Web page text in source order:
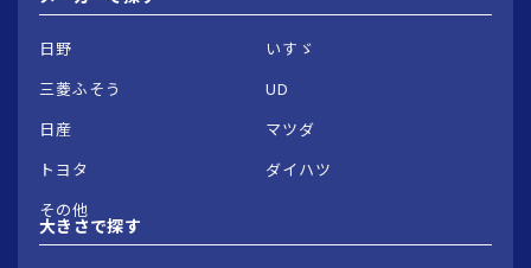
日野
いすゞ
三菱ふそう
UD
日産
マツダ
トヨタ
ダイハツ
その他
大きさで探す